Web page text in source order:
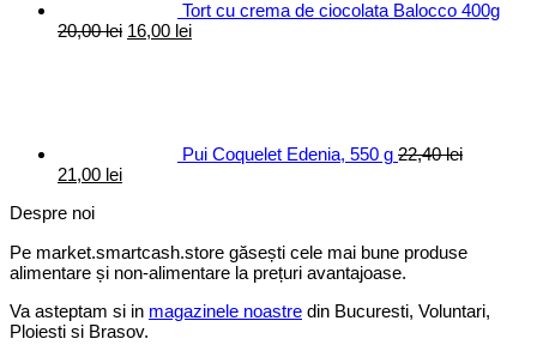
Tort cu crema de ciocolata Balocco 400g
20,00lei Prețul
16,00 leiPrețul
Pui Coquelet Edenia, 550 g 22,40lei
Prețul
a
22,40 lei.
21,00 leiPrețul
Despre noi
Pe market.smartcash.store găsești cele mai bune produse
alimentare și non-alimentare la prețuri avantajoase.
Va asteptam si in magazinele noastre din Bucuresti, Voluntari,
Ploiesti si Brasov.